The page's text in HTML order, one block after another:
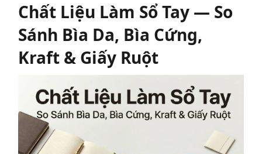
Chất Liệu Làm Sổ Tay — So
Sánh Bìa Da, Bìa Cứng,
Kraft & Giấy Ruột